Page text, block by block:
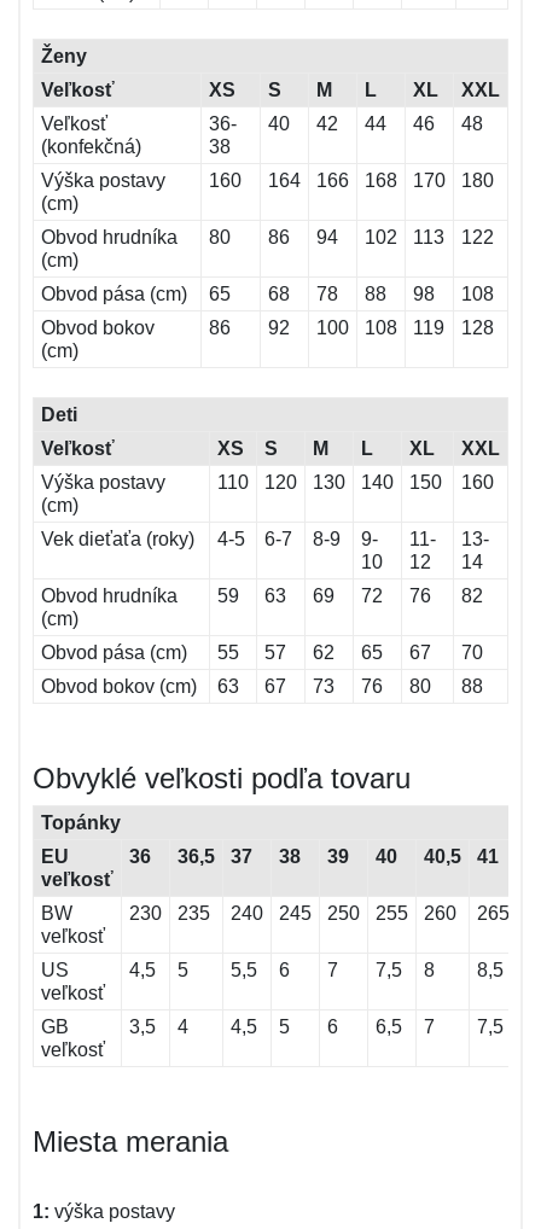
Ženy
Veľkosť
XS S M L XL
XXL
Veľkosť
(konfekčná)
36-
38
40 42 44 46 48
Výška postavy
(cm)
160 164 166 168 170 180
Obvod hrudníka
(cm)
80 86 94 102 113 122
Obvod pása (cm) 65 68 78 88 98
108
Obvod bokov
(cm)
86 92 100 108 119 128
Deti
Veľkosť
XS S M L XL
XXL
Výška postavy
(cm)
110 120 130 140 150 160
Vek dieťaťa (roky) 4-5 6-7 8-9
9-
10
11-
12
13-
14
Obvod hrudníka
(cm)
59 63 69 72 76 82
Obvod pása (cm) 55 57 62 65 67
70
Obvod bokov (cm)
63 67 73 76 80 88
Obvyklé veľkosti podľa tovaru
Topánky
EU
veľkosť
36 36,5 37 38 39 40 40,5 41
BW
veľkosť
230 235 240 245 250 255 260 265
US
veľkosť
4,5 5 5,5 6 7 7,5 8 8,5
GB
veľkosť
3,5 4 4,5 5 6 6,5 7 7,5
Miesta merania
1: výška postavy